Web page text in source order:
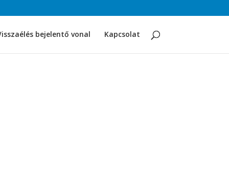
bejelentő vonal Kapcsolat